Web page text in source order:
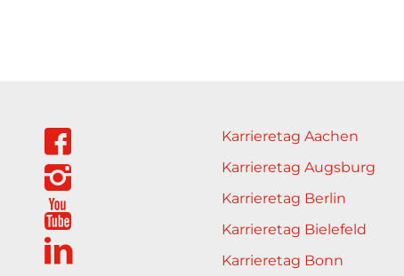
Karrieretag Aachen
Karrieretag Augsburg
Karrieretag Berlin
Karrieretag Bielefeld
Karrieretag Bonn